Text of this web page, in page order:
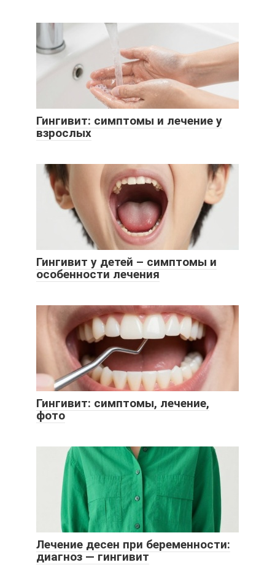
Гингивит: симптомы и лечение у
взрослых
Гингивит у детей – симптомы и
особенности лечения
Гингивит: симптомы, лечение,
фото
Лечение десен при беременности:
диагноз — гингивит